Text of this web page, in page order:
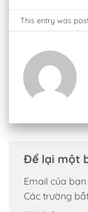
This entry was
Để lại một
Email của
Các trường